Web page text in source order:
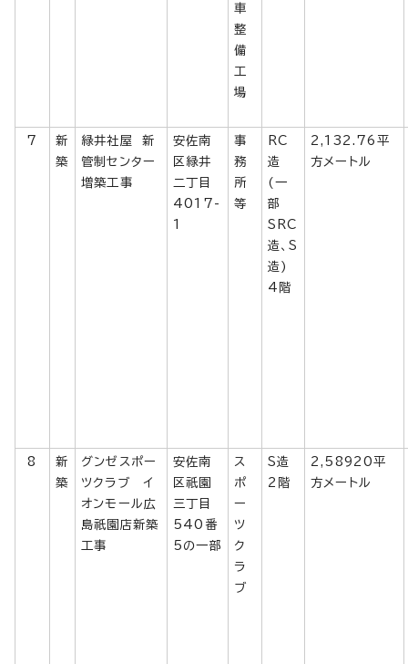
車
整
備
工
場
7
新
築
緑井社屋 新
管制センター
増築工事
安佐南
区緑井
二丁目
4017-
1
事
務
所
等
RC
造
(一
部
SRC
造、S
造)
4階
2,132.76平
方メートル
8
新
築
グンゼスポー
ツクラブ イ
オンモール広
島祇園店新築
工事
安佐南
区祇園
三丁目
540番
5の一部
ス
ポ
ー
ツ
ク
ラ
ブ
S造
2階
2,58920平
方メートル